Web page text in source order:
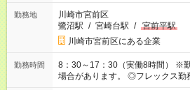
勤務地
川崎市宮前区
鷺沼駅 / 宮崎台駅 / 宮前平駅
川崎市宮前区にある企業
勤務時間
8：30～17：30（実働8時間） ※
場合があります。 ◎フレックス勤務が可能な就業先もありま
す。 ◎今よりもさらに働きやす